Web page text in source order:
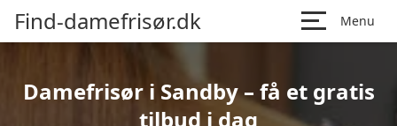
Find-damefrisør.dk Menu
Damefrisør i Sandby – få et gratis
tilbud i dag